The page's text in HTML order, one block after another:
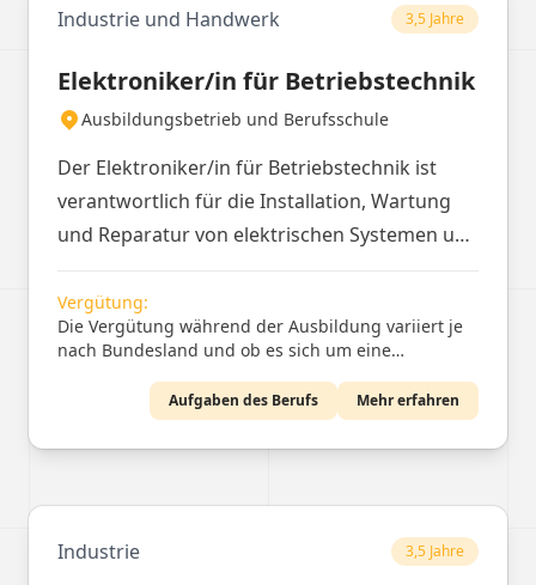
Systeme übergeben und Anwender geschult.
gehört ebenfalls zu ihren Aufgaben.
Industrie und Handwerk 3,5 Jahre
Elektroniker/in für Betriebstechnik
Ausbildungsbetrieb und Berufsschule
Der Elektroniker/in für Betriebstechnik ist
verantwortlich für die Installation, Wartung
und Reparatur von elektrischen Systemen und
Bereichen wie Energieversorgung,
industriellen Anlagen und
Vergütung:
Die Vergütung während der Ausbildung variiert je
nach Bundesland und ob es sich um eine
Aufgaben des Berufs Mehr erfahren
Industrie 3,5 Jahre